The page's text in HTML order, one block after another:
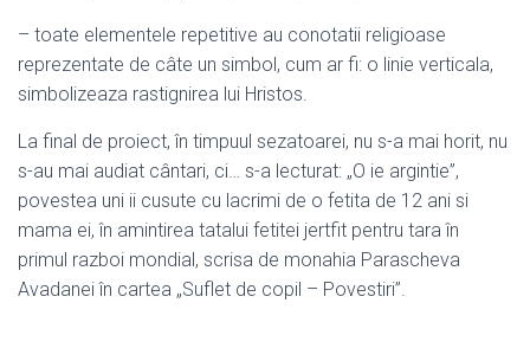
– toate elementele repetitive au conotatii religioase
reprezentate de câte un simbol, cum ar fi: o linie verticala,
simbolizeaza rastignirea lui Hristos.
La final de proiect, în timpuul sezatoarei, nu s-a mai horit, nu
s-au mai audiat cântari, ci… s-a lecturat: „O ie argintie”,
povestea uni ii cusute cu lacrimi de o fetita de 12 ani si
mama ei, în amintirea tatalui fetitei jertfit pentru tara în
primul razboi mondial, scrisa de monahia Parascheva
Avadanei în cartea „Suflet de copil – Povestiri”.